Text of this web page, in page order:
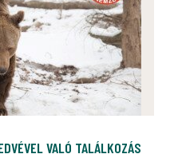
VALÓ TALÁLKOZÁS